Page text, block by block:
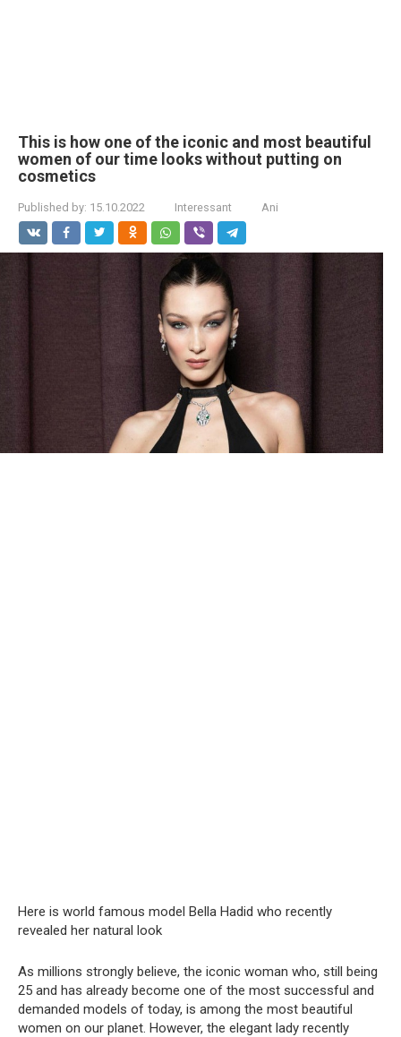
This is how one of the iconic and most beautiful
women of our time looks without putting on
cosmetics
Published by: 15.10.2022 Interessant Ani
Here is world famous model Bella Hadid who recently
revealed her natural look
As millions strongly believe, the iconic woman who, still being
25 and has already become one of the most successful and
demanded models of today, is among the most beautiful
women on our planet. However, the elegant lady recently